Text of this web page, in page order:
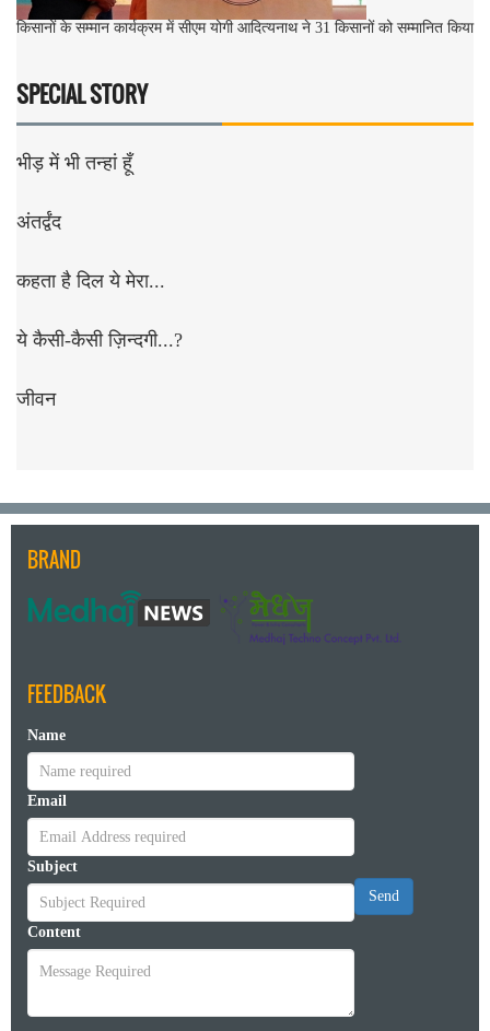
किसानों के सम्मान कार्यक्रम में सीएम योगी आदित्यनाथ ने 31 किसानों को सम्मानित किया
SPECIAL STORY
भीड़ में भी तन्हां हूँ
अंतर्द्वंद
कहता है दिल ये मेरा...
ये कैसी-कैसी ज़िन्दगी...?
जीवन
BRAND
FEEDBACK
Name
Email
Subject
Content
Send